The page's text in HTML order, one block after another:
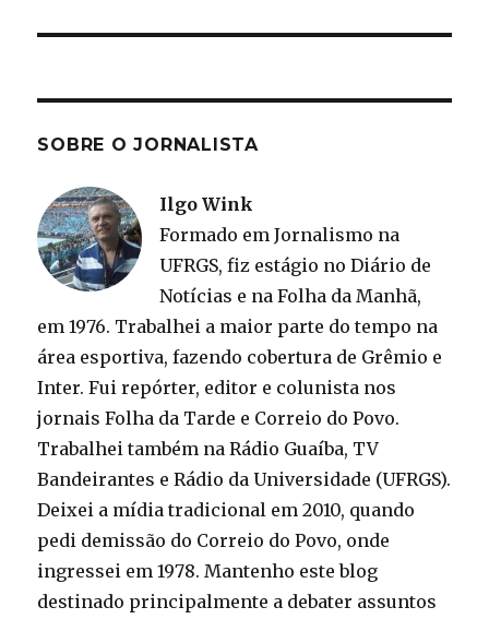
SOBRE O JORNALISTA
Ilgo Wink
Formado em Jornalismo na
UFRGS, fiz estágio no Diário de
Notícias e na Folha da Manhã,
em 1976. Trabalhei a maior parte do tempo na
área esportiva, fazendo cobertura de Grêmio e
Inter. Fui repórter, editor e colunista nos
jornais Folha da Tarde e Correio do Povo.
Trabalhei também na Rádio Guaíba, TV
Bandeirantes e Rádio da Universidade (UFRGS).
Deixei a mídia tradicional em 2010, quando
pedi demissão do Correio do Povo, onde
ingressei em 1978. Mantenho este blog
destinado principalmente a debater assuntos